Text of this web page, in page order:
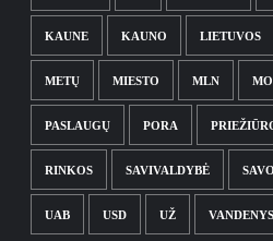
KAUNE KAUNO LIETUVOS
METŲ MIESTO MLN
PASLAUGŲ PORA
RINKOS SAVIVALDYBĖ SAVO
UAB USD UŽ VANDENYS